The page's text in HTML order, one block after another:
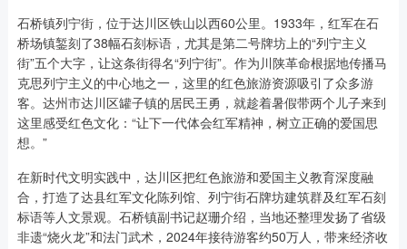
石桥镇列宁街，位于达川区铁山以西60公里。1933年，红军在石
桥场镇錾刻了38幅石刻标语，尤其是第二号牌坊上的“列宁主义
街”五个大字，让这条街得名“列宁街”。作为川陕革命根据地传播马
克思列宁主义的中心地之一，这里的红色旅游资源吸引了众多游
客。达州市达川区罐子镇的居民王勇，就趁着暑假带两个儿子来到
这里感受红色文化：“让下一代体会红军精神，树立正确的爱国思
想。”
在新时代文明实践中，达川区把红色旅游和爱国主义教育深度融
合，打造了达县红军文化陈列馆、列宁街石牌坊建筑群及红军石刻
标语等人文景观。石桥镇副书记赵珊介绍，当地还整理发扬了省级
非遗“烧火龙”和法门武术，2024年接待游客约50万人，带来经济收